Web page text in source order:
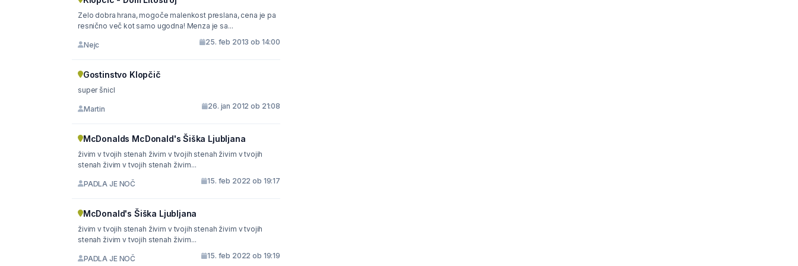
Zelo dobra hrana, mogoče malenkost preslana, cena je pa
resnično več kot samo ugodna! Menza je sa...
Nejc 25. feb 2013 ob 14:00
Gostinstvo Klopčič
super šnicl
Martin 26. jan 2012 ob 21:08
McDonalds McDonald's Šiška Ljubljana
živim v tvojih stenah živim v tvojih stenah živim v tvojih
stenah živim v tvojih stenah živim...
PADLA JE NOČ 15. feb 2022 ob 19:17
McDonald's Šiška Ljubljana
živim v tvojih stenah živim v tvojih stenah živim v tvojih
stenah živim v tvojih stenah živim...
PADLA JE NOČ 15. feb 2022 ob 19:19